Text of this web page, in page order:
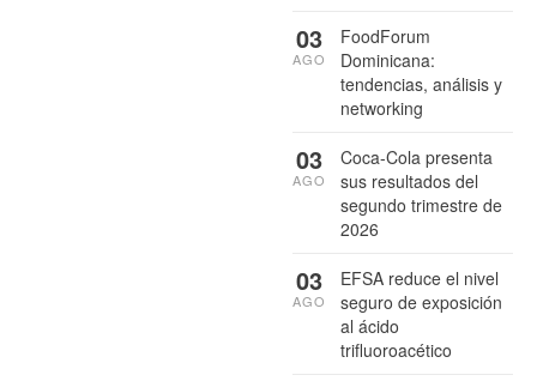
FoodForum
Dominicana:
tendencias, análisis y
networking
03
AGO
Coca-Cola presenta
sus resultados del
segundo trimestre de
2026
03
AGO
EFSA reduce el nivel
seguro de exposición
al ácido
trifluoroacético
03
AGO